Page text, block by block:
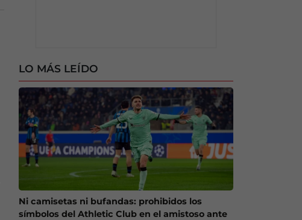
LO MÁS LEÍDO
Ni camisetas ni bufandas: prohibidos los
símbolos del Athletic Club en el amistoso ante